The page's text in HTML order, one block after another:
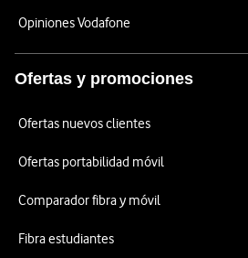
Opiniones Vodafone
Ofertas y promociones
Ofertas nuevos clientes
Ofertas portabilidad móvil
Comparador fibra y móvil
Fibra estudiantes